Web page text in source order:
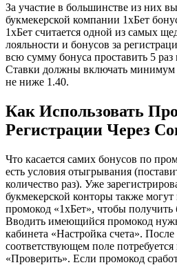
За участие в большинстве из них
букмекерской компании 1хБет
1хБет считается одной из самых
лояльности и бонусов за
всю сумму бонуса проставить 5 раз
Ставки должны включать минимум
не ниже 1.40.
Как Использовать
Регистрации Через
Что касается самих бонусов по
есть условия отыгрывания
количество раз). Уже
букмекерской конторы также
промокод «1хБет», чтобы
Вводить имеющийся промокод
кабинета «Настройка счета».
соответствующем поле
«Проверить». Если промокод